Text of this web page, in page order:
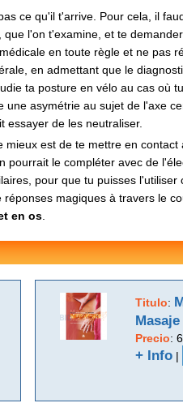
ce qu'il t'arrive. Pour cela, il
l'on t'examine, et te
en toute règle et ne pas
en admettant que le
ta posture en vélo au cas où
asymétrie au sujet de l'axe
essayer de les neutraliser.
est de te mettre en
le compléter avec de
pour que tu puisses
magiques à travers le
en os.
Titulo:
Masaje
Precio:
+ Info |